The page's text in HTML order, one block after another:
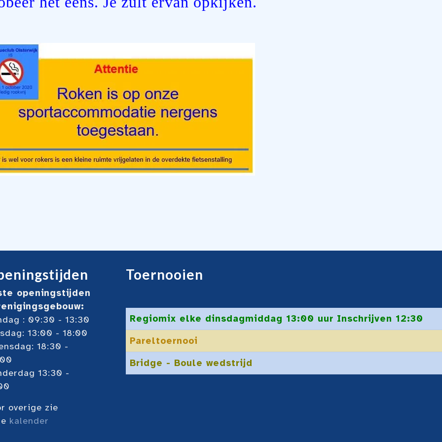
openingstijden
: 09:30 - 13:30
13:00 - 18:00
18:30 -
13:30 -
overige zie
kalender
Toernooien
Regiomix elke dinsdagmiddag 13:00 uur Inschrijven 12:30
Pareltoernooi
Bridge - Boule wedstrijd